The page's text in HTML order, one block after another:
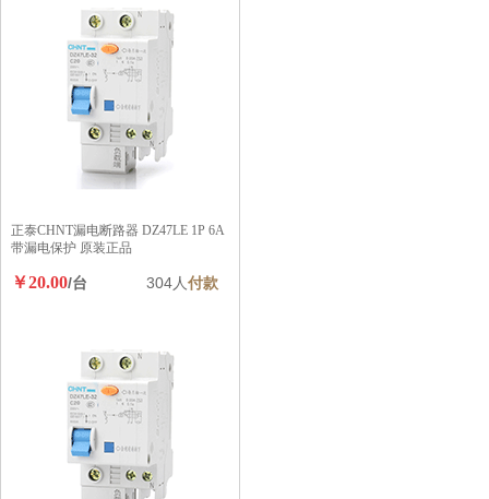
正泰CHNT漏电断路器 DZ47LE 1P 6A
带漏电保护 原装正品
￥20.00/台 304人付款